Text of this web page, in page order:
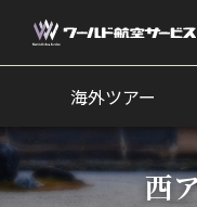
海外ツアー
国内ツアー
クルーズツアー
海外ツアー
西